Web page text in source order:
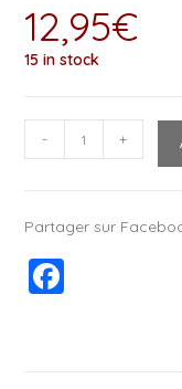
12,95€
15 in stock
- +
Partager sur